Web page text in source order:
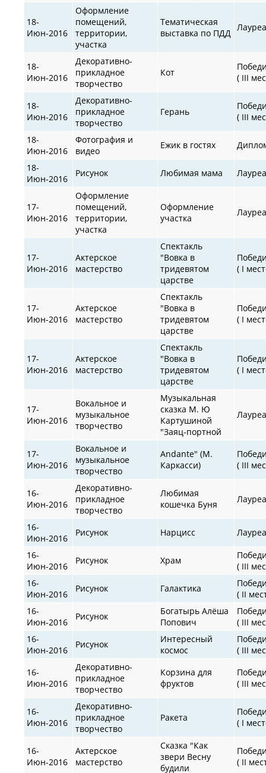
18-
Июн-2016
Оформление
помещений,
территории,
участка
Тематическая
выставка по ПДД
18-
Июн-2016
Декоративно-
прикладное
творчество
Кот
( III
18-
Июн-2016
Декоративно-
прикладное
творчество
Герань
( III
18-
Июн-2016
Фотография и
видео
Ежик в гостях
18-
Июн-2016
Рисунок Любимая мама
17-
Июн-2016
Оформление
помещений,
территории,
участка
Оформление
участка
17-
Июн-2016
Актерское
мастерство
Спектакль
"Вовка в
тридевятом
царстве
( I
17-
Июн-2016
Актерское
мастерство
Спектакль
"Вовка в
тридевятом
царстве
( I
17-
Июн-2016
Актерское
мастерство
Спектакль
"Вовка в
тридевятом
царстве
( I
17-
Июн-2016
Вокальное и
музыкальное
творчество
Музыкальная
сказка М. Ю
Картушиной
"Заяц-портной
17-
Июн-2016
Вокальное и
музыкальное
творчество
Andante" (М.
Каркасси)
( III
16-
Июн-2016
Декоративно-
прикладное
творчество
Любимая
кошечка Буня
16-
Июн-2016
Рисунок Нарцисс
16-
Июн-2016
Рисунок Храм
( III
16-
Июн-2016
Рисунок Галактика
( II
16-
Июн-2016
Рисунок
Богатырь Алёша
Попович
( III
16-
Июн-2016
Рисунок
Интересный
космос
( III
16-
Июн-2016
Декоративно-
прикладное
творчество
Корзина для
фруктов
( III
16-
Июн-2016
Декоративно-
прикладное
творчество
Ракета
( I
16-
Июн-2016
Актерское
мастерство
Сказка "Как
звери Весну
будили
( II